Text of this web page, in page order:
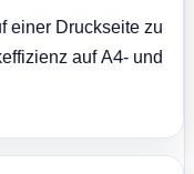
einer Druckseite zu
auf A4- und